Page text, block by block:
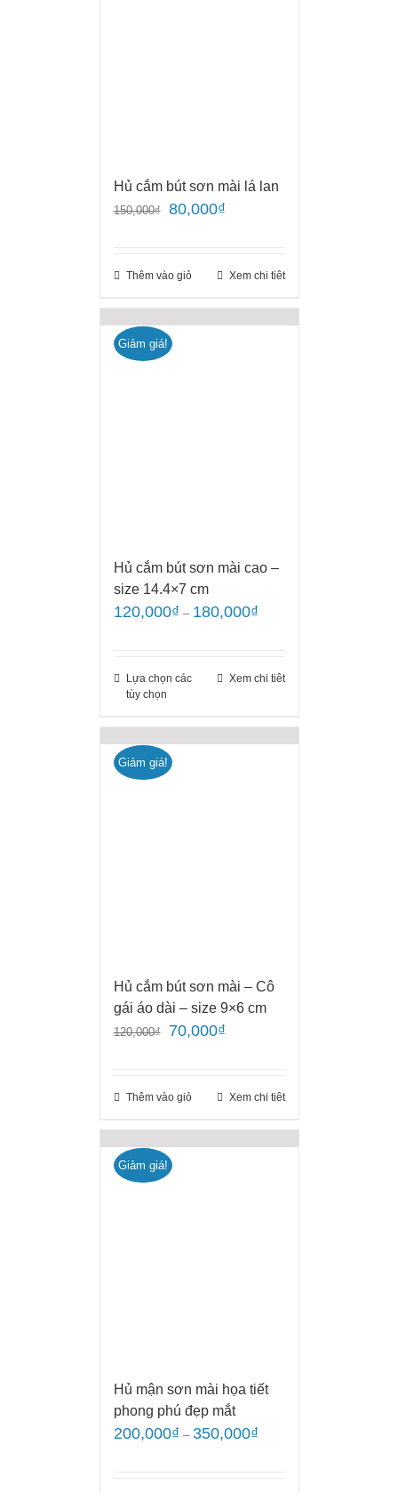
Hủ cắm bút sơn mài lá lan
150,000₫ 80,000₫
Thêm vào giỏ Xem chi tiêt
Giảm giá!
Hủ cắm bút sơn mài cao –
size 14.4×7 cm
120,000₫ – 180,000₫
Lựa chọn các
tùy chọn
Xem chi tiêt
Giảm giá!
Hủ cắm bút sơn mài – Cô
gái áo dài – size 9×6 cm
120,000₫ 70,000₫
Thêm vào giỏ Xem chi tiêt
Giảm giá!
Hủ mận sơn mài họa tiết
phong phú đẹp mắt
200,000₫ – 350,000₫